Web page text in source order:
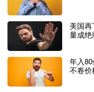
站营收同比增长55.25%
平台方面，公司深度运
用户需求，实现流量与
局了Costco、Lowe's、
售商，营收同比增长45.85
场占有率。
从产品品类来看，
美国
量成绝
年入
不卷价